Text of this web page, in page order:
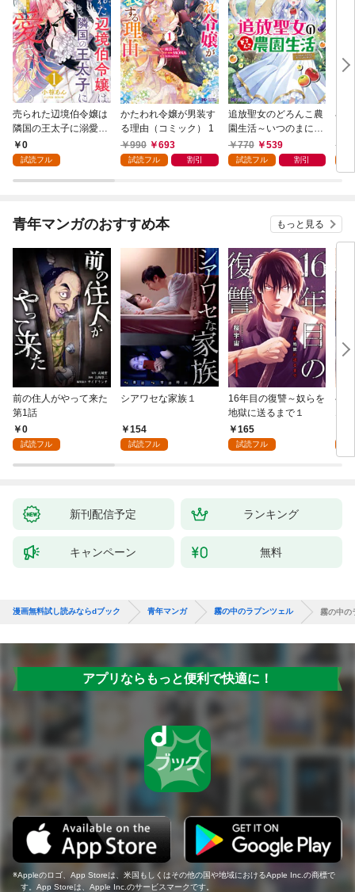
売られた辺境伯令嬢は
隣国の王太子に溺愛さ
れる 1
0
試読フル
かたわれ令嬢が男装す
る理由（コミック） 1
990
693
試読フル 割引
追放聖女のどろんこ農
園生活～いつのまにか
隣国を救ってしまいま
した～（コミック） 1
770 539
試読フル 割引
小
青年マンガのおすすめ本 もっと見る
前の住人がやって来た
第1話
0
試読フル
シアワセな家族１
154
試読フル
16年目の復讐～奴らを
地獄に送るまで１
165
試読フル
ベ
新刊配信予定 ランキング
キャンペーン 無料
漫画無料試し読みならdブック 青年マンガ 霧の中のラプンツェル 霧の中の
アプリならもっと便利で快適に！
Appleのロゴ、App Storeは、米国もしくはその他の国や地域におけるApple Inc.の商標で
す。App Storeは、Apple Inc.のサービスマークです。